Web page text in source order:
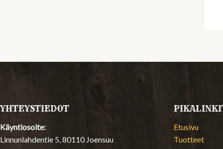
YHTEYSTIEDOT
Käyntiosoite:
Linnunlahdentie 5, 80110 Joensuu
Etusivu
Tuotteet